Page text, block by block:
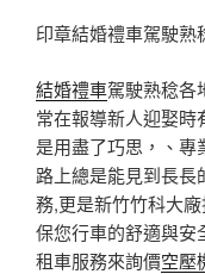
於
印章結婚禮車駕駛
結婚禮車駕駛熟稔各
常在報導新人迎娶
是用盡了巧思，、專
路上總是能見到長長
務,更是新竹竹科大
保您行車的舒適與安
租車服務來詢價空壓